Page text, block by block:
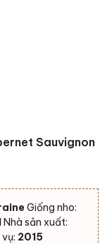
Sauvignon
Giống nho:
Nhà sản xuất:
2015